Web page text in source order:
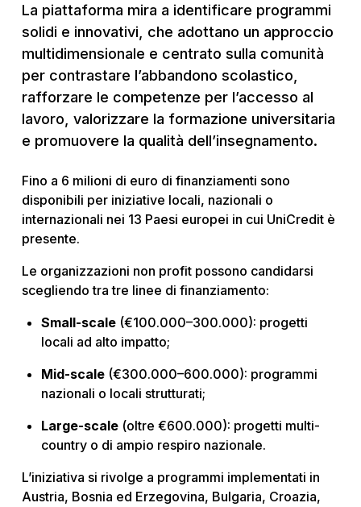
La piattaforma mira a identificare programmi
solidi e innovativi, che adottano un approccio
multidimensionale e centrato sulla comunità
per contrastare l’abbandono scolastico,
rafforzare le competenze per l’accesso al
lavoro, valorizzare la formazione universitaria
e promuovere la qualità dell’insegnamento.
Fino a 6 milioni di euro di finanziamenti sono
disponibili per iniziative locali, nazionali o
internazionali nei 13 Paesi europei in cui UniCredit è
presente.
Le organizzazioni non profit possono candidarsi
scegliendo tra tre linee di finanziamento:
Small-scale(€100.000–300.000): progetti
locali ad alto impatto;
Mid-scale(€300.000–600.000): programmi
nazionali o locali strutturati;
Large-scale(oltre €600.000): progetti multi-
country o di ampio respiro nazionale.
L’iniziativa si rivolge a programmi implementati in
Austria, Bosnia ed Erzegovina, Bulgaria, Croazia,